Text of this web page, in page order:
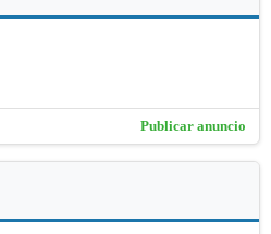
Publicar anuncio